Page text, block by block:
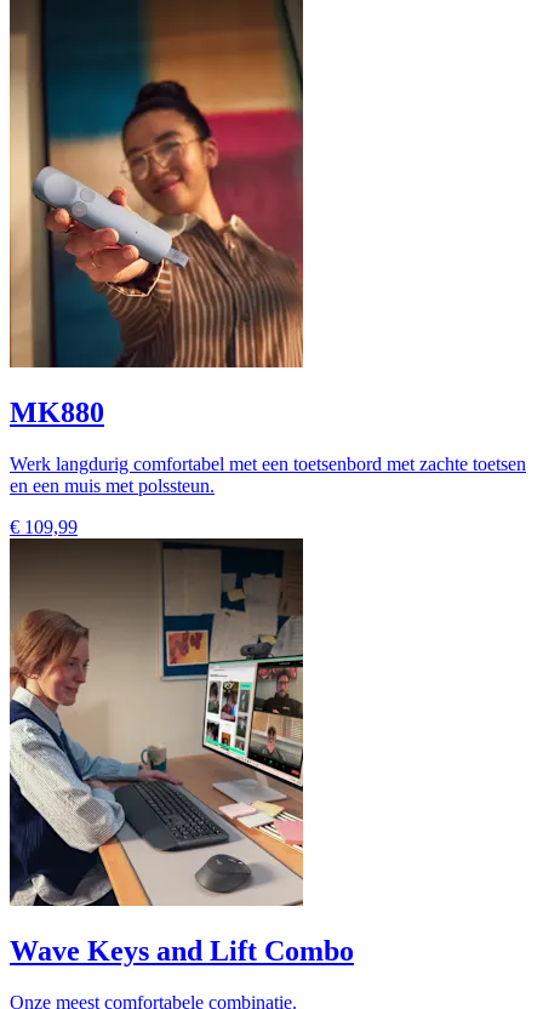
MK880
Werk langdurig comfortabel met een toetsenbord met zachte toetsen
en een muis met polssteun.
€ 109,99
Wave Keys and Lift Combo
Onze meest comfortabele combinatie.